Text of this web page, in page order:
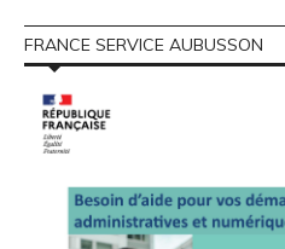
FRANCE SERVICE AUBUSSON